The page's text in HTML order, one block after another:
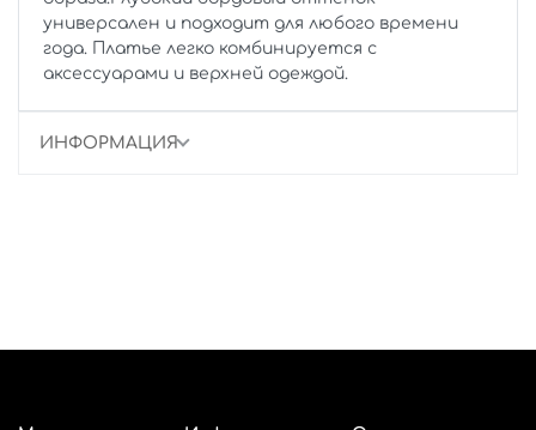
универсален и подходит для любого времени
года. Платье легко комбинируется с
аксессуарами и верхней одеждой.
ИНФОРМАЦИЯ